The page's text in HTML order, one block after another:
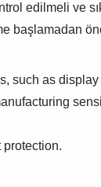
edilmeli ve
başlamadan
such as
protection.